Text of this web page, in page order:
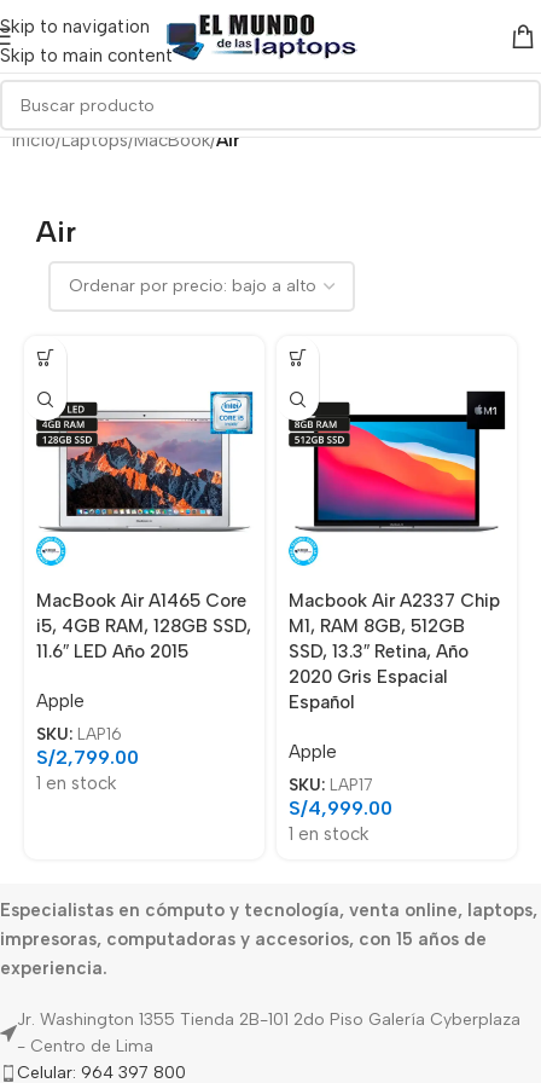
Skip to navigation
Skip to main content
Inicio/Laptops/MacBook/Air
Air
MacBook Air A1465 Core
i5, 4GB RAM, 128GB SSD,
11.6″ LED Año 2015
Apple
SKU: LAP16
S/2,799.00
1 en stock
Macbook Air A2337 Chip
M1, RAM 8GB, 512GB
SSD, 13.3″ Retina, Año
2020 Gris Espacial
Español
Apple
SKU: LAP17
S/4,999.00
1 en stock
Especialistas en cómputo y tecnología, venta online, laptops,
impresoras, computadoras y accesorios, con 15 años de
experiencia.
Jr. Washington 1355 Tienda 2B-101 2do Piso Galería Cyberplaza
- Centro de Lima
Celular: 964 397 800